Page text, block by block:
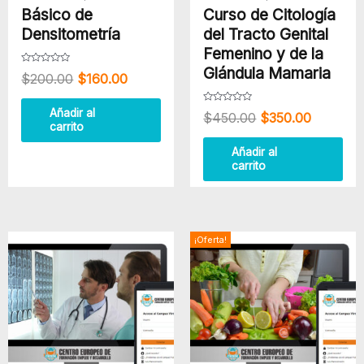
Básico de
Densitometría
Valorado
con
de
$200.00 $160.00
Añadir al
carrito
Curso de Citología
del Tracto Genital
Femenino y de la
Glándula Mamaria
Valorado
con
de
$450.00 $350.00
Añadir al
carrito
¡Oferta!
precio
original
era:
$400.00.
precio
actual
es: